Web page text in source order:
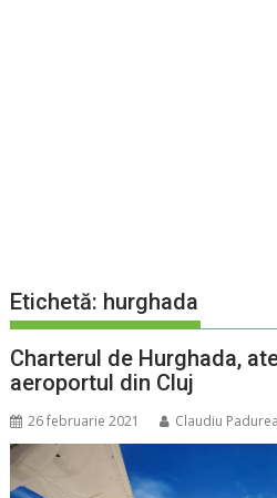
Etichetă: hurghada
Charterul de Hurghada,
aeroportul din Cluj
26 februarie 2021 Claudiu